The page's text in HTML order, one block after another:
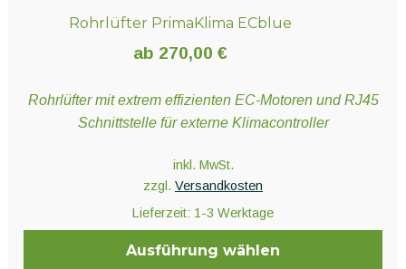
Rohrlüfter PrimaKlima ECblue
ab 270,00 €
Rohrlüfter mit extrem effizienten EC-Motoren und RJ45
Schnittstelle für externe Klimacontroller
inkl. MwSt.
zzgl. Versandkosten
Lieferzeit: 1-3 Werktage
Ausführung wählen